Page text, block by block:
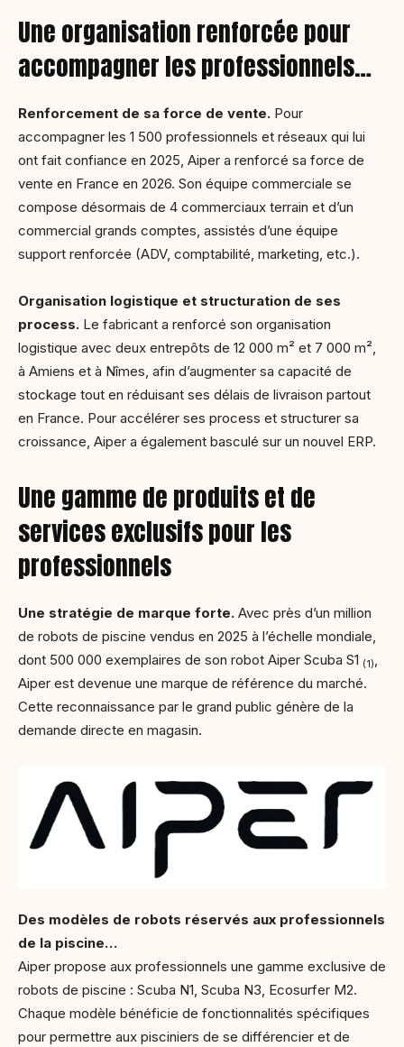
Une organisation renforcée pour
accompagner les professionnels…
Renforcement de sa force de vente. Pour
accompagner les 1 500 professionnels et réseaux qui lui
ont fait confiance en 2025, Aiper a renforcé sa force de
vente en France en 2026. Son équipe commerciale se
compose désormais de 4 commerciaux terrain et d’un
commercial grands comptes, assistés d’une équipe
support renforcée (ADV, comptabilité, marketing, etc.).
Organisation logistique et structuration de ses
process. Le fabricant a renforcé son organisation
logistique avec deux entrepôts de 12 000 m² et 7 000 m²,
à Amiens et à Nîmes, afin d’augmenter sa capacité de
stockage tout en réduisant ses délais de livraison partout
en France. Pour accélérer ses process et structurer sa
croissance, Aiper a également basculé sur un nouvel ERP.
Une gamme de produits et de
services exclusifs pour les
professionnels
Une stratégie de marque forte. Avec près d’un million
de robots de piscine vendus en 2025 à l’échelle mondiale,
dont 500 000 exemplaires de son robot Aiper Scuba S1 (1),
Aiper est devenue une marque de référence du marché.
Cette reconnaissance par le grand public génère de la
demande directe en magasin.
Des modèles de robots réservés aux professionnels
de la piscine…
Aiper propose aux professionnels une gamme exclusive de
robots de piscine : Scuba N1, Scuba N3, Ecosurfer M2.
Chaque modèle bénéficie de fonctionnalités spécifiques
pour permettre aux pisciniers de se différencier et de